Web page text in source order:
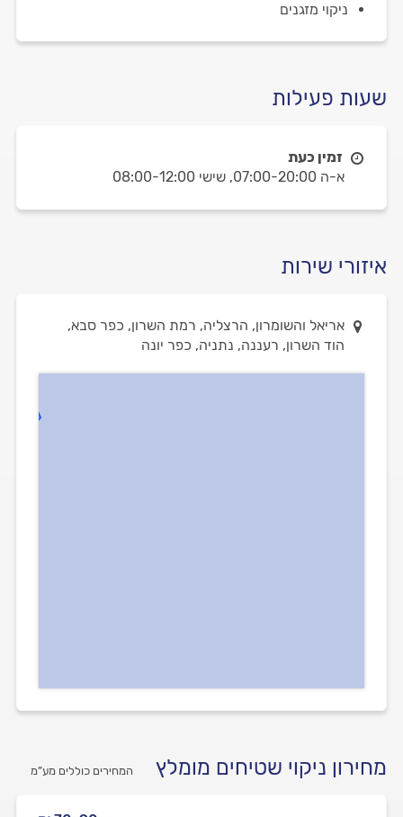
ניקוי מזגנים
שעות פעילות
זמין כעת
א-ה 07:00-20:00,
שישי 08:00-12:00
איזורי שירות
אריאל והשומרון, הרצליה, רמת השרון, כפר סבא,
הוד השרון, רעננה, נתניה, כפר יונה
מחירון ניקוי שטיחים מומלץ המחירים כוללים מע”מ